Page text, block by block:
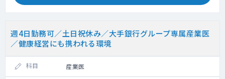
週4日勤務可／土日祝休み／大手銀行グループ専属産業医
／健康経営にも携われる環境
科目 産業医